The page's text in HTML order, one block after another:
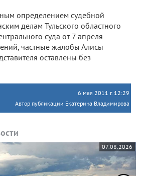
определением судебной
делам Тульского областного
суда от 7 апреля
частные жалобы Алисы
оставлены без
6 мая 2011 г. 12:29
Автор публикации Екатерина Владимирова
07.08.2026